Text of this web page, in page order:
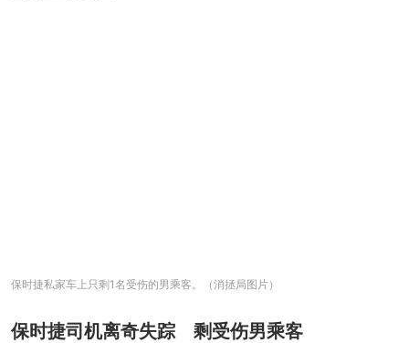
保时捷私家车上只剩1名受伤的男乘客。（消拯局图片）
保时捷司机离奇失踪 剩受伤男乘客